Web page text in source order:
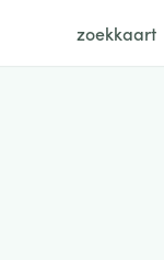
zoekkaart